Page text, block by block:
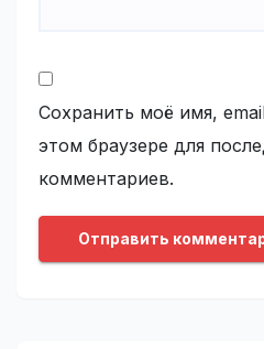
Сохранить моё имя,
этом браузере для
комментариев.